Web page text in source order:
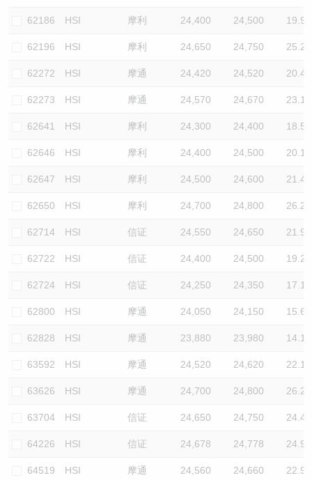
62186 HSI 摩利 24,400 24,500 19.9
62196 HSI 摩利 24,650 24,750 25.2
62272 HSI 摩通 24,420 24,520 20.4
62273 HSI 摩通 24,570 24,670 23.1
62641 HSI 摩利 24,300 24,400 18.5
62646 HSI 摩利 24,400 24,500 20.1
62647 HSI 摩利 24,500 24,600 21.4
62650 HSI 摩利 24,700 24,800 26.2
62714 HSI 信证 24,550 24,650 21.9
62722 HSI 信证 24,400 24,500 19.2
62724 HSI 信证 24,250 24,350 17.1
62800 HSI 摩通 24,050 24,150 15.6
62828 HSI 摩通 23,880 23,980 14.1
63592 HSI 摩通 24,520 24,620 22.1
63626 HSI 摩通 24,700 24,800 26.2
63704 HSI 信证 24,650 24,750 24.4
64226 HSI 信证 24,678 24,778 24.9
64519 HSI 摩通 24,560 24,660 22.9